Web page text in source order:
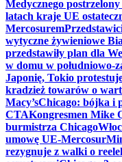
Medycznego
latach kraje UE
Mercosurem
wytyczne żywieniowe
przedstawiły plan dla
w domu w południowo-
Japonię, Tokio
kradzież towarów o
Macy’sChicago: bójka i
CTAKongresmen Mike
burmistrza Chicago
umowę UE-Mercosur
rezygnuje z walki o